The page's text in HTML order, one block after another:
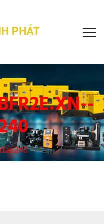
240